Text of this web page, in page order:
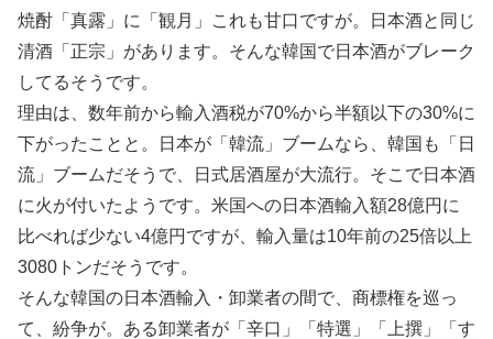
焼酎「真露」に「観月」これも甘口ですが。日本酒と同じ
清酒「正宗」があります。そんな韓国で日本酒がブレーク
してるそうです。
理由は、数年前から輸入酒税が70%から半額以下の30%に
下がったことと。日本が「韓流」ブームなら、韓国も「日
流」ブームだそうで、日式居酒屋が大流行。そこで日本酒
に火が付いたようです。米国への日本酒輸入額28億円に
比べれば少ない4億円ですが、輸入量は10年前の25倍以上
3080トンだそうです。
そんな韓国の日本酒輸入・卸業者の間で、商標権を巡っ
て、紛争が。ある卸業者が「辛口」「特選」「上撰」「す